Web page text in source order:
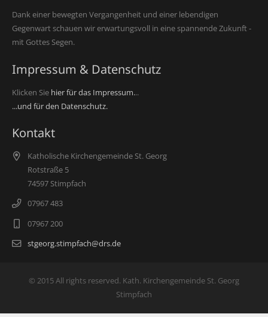
Dank einer bewegten Vergangenheit und einer lebendigen
Gegenwart schauen wir erwartungsvoll in eine spannende Zukunft -
mit Gottes Segen.
Impressum & Datenschutz
Klicken Sie hier für das Impressum...
...und für den Datenschutz.
Kontakt
Katholische Kirchengemeinde St. Georg
Rotstraße 5
74597 Stimpfach
07967 483
07967 200
stgeorg.stimpfach@drs.de
© 2015 All rights reserved. Kath. Kirchengemeinde St. Georg
Stimpfach